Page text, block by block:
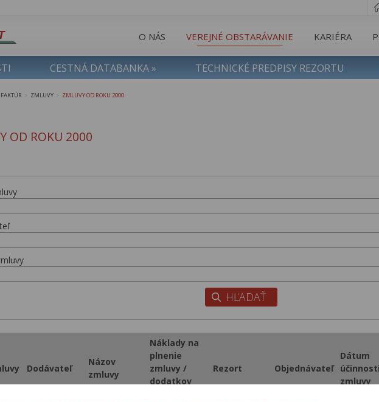
O NÁS VEREJNÉ OBSTARÁVANIE KARIÉRA
CESTNÁ DATABANKA » TECHNICKÉ PREDPISY REZORTU
ZMLUVY ZMLUVY OD ROKU 2000
OD ROKU 2000
Dodávateľ
Názov
zmluvy
Náklady na
plnenie
zmluvy /
dodatkov
Rezort Objednávateľ
Dátum
účinnosti
zmluvy